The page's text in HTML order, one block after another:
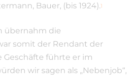
Bauer, (bis 1924).1
übernahm die
somit der Rendant der
Geschäfte führte er im
wir sagen als „Nebenjob“,